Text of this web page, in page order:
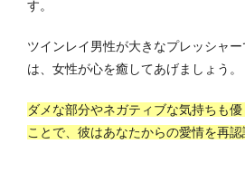
す。
ツインレイ男性が大きなプレッシャ
は、女性が心を癒してあげましょう。
ダメな部分やネガティブな気持ちも
ことで、彼はあなたからの愛情を再